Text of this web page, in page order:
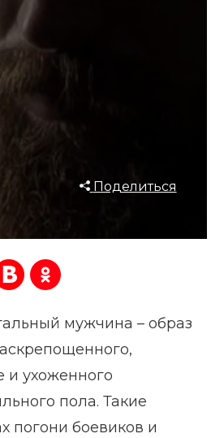
Поделиться
мужчина – образ
и ухоженного
пола. Такие
погони боевиков и